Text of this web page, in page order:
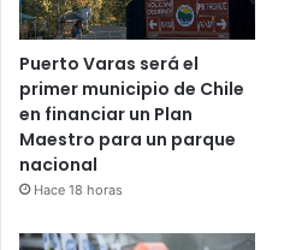
Puerto Varas será el
primer municipio de Chile
en financiar un Plan
Maestro para un parque
nacional
Hace 18 horas